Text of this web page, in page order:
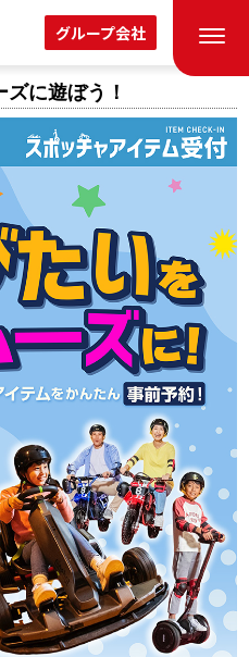
グループ会社
に遊ぼう！